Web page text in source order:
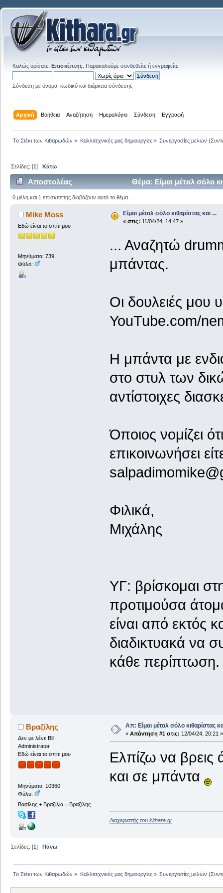
Καλώς ορίσατε, Επισκέπτης . Παρακαλούμε συνδεθείτε ή εγγραφείτε
Σύνδεση με όνομα, κωδικό και διάρκεια σύνδεσης
Αρχική Βοήθεια Αναζήτηση Ημερολόγιο Σύνδεση Εγγραφή
Το Στέκι των Κιθαρωδών » Καλλιτεχνικές μας δημιουργίες» Συνεργασίες μελών
Σελίδες: [1]Κάτω
Αποστολέας Θέμα: Είμαι μέταλ σόλο
0 μέλη και 1 επισκέπτης διαβάζουν αυτό το θέμα.
Mike Moss
Εδώ είναι το σπίτι μου
Μηνύματα: 739
Φύλο:
Είμαι μέταλ σόλο κιθαρίστας και ...
« στις: 11/04/24, 14:47 »
... Αναζητώ
μπάντας.
Οι δουλειές μου
YouTube.com/
Η μπάντα με
στο στυλ των
αντίστοιχες
Όποιος νομίζει
επικοινωνήσει
Φιλικά,
Μιχάλης
ΥΓ: βρίσκομαι
προτιμούσα
είναι από εκτός
διαδικτυακά να
κάθε περίπτωση.
Βραζίλης
Δεν με λένε Bill!
Administrator
Εδώ είναι το σπίτι μου
Μηνύματα: 10360
Φύλο:
Βασίλης + Βραζιλία = Βραζίλης
Απ: Είμαι μέταλ σόλο κιθαρίστας
« Απάντηση #1 στις: 12/04/24, 20:21 »
Ελπίζω να
και σε μπάντα
Διαχειριστής του kithara.gr
Σελίδες: [1] Πάνω
Το Στέκι των Κιθαρωδών » Καλλιτεχνικές μας δημιουργίες» Συνεργασίες μελών